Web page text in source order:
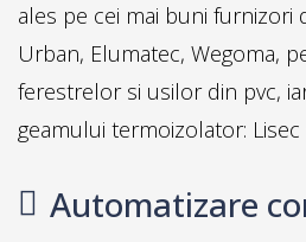
ales pe cei mai buni furnizori
Urban, Elumatec, Wegoma,
ferestrelor si usilor din pvc,
geamului termoizolator: Lisec
Automatizare